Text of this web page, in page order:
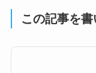
この記事を書